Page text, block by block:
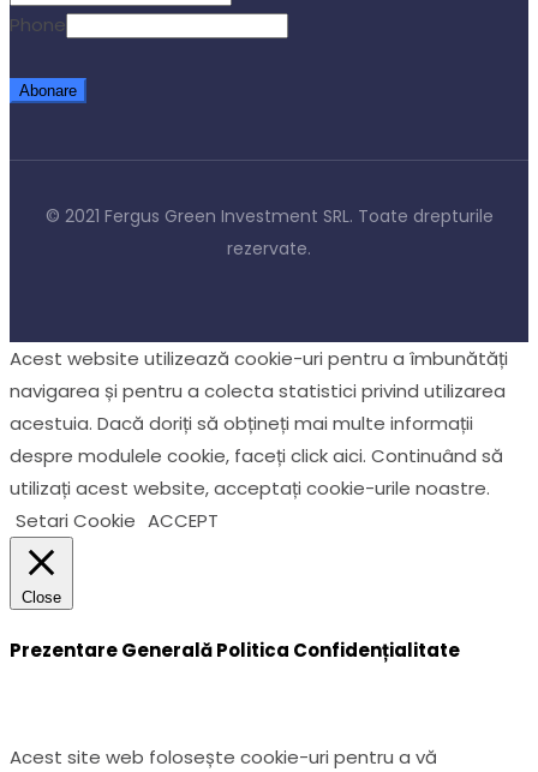
Phone
Abonare
© 2021 Fergus Green Investment SRL. Toate drepturile
rezervate.
Acest website utilizează cookie-uri pentru a îmbunătăți
navigarea și pentru a colecta statistici privind utilizarea
acestuia. Dacă doriți să obțineți mai multe informații
despre modulele cookie, faceți click aici. Continuând să
utilizați acest website, acceptați cookie-urile noastre.
Setari Cookie ACCEPT
Close
Prezentare Generală Politica Confidențialitate
Acest site web folosește cookie-uri pentru a vă